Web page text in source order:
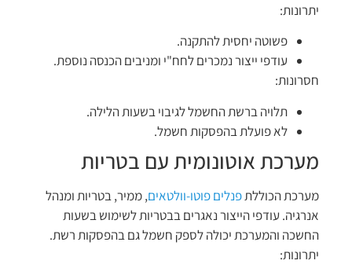
יתרונות:
פשוטה יחסית להתקנה.
עודפי ייצור נמכרים לחח"י ומניבים הכנסה נוספת.
חסרונות:
תלויה ברשת החשמל לגיבוי בשעות הלילה.
לא פועלת בהפסקות חשמל.
מערכת אוטונומית עם בטריות
מערכת הכוללתפנלים פוטו-וולטאים, ממיר, בטריות ומנהל
אנרגיה. עודפי הייצור נאגרים בבטריות לשימוש בשעות
החשכה והמערכת יכולה לספק חשמל גם בהפסקות רשת.
יתרונות: